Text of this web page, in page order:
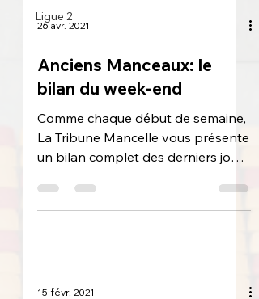
Ligue 2
26 avr. 2021
Anciens Manceaux: le
bilan du week-end
Comme chaque début de semaine,
La Tribune Mancelle vous présente
un bilan complet des derniers jours
15 févr. 2021